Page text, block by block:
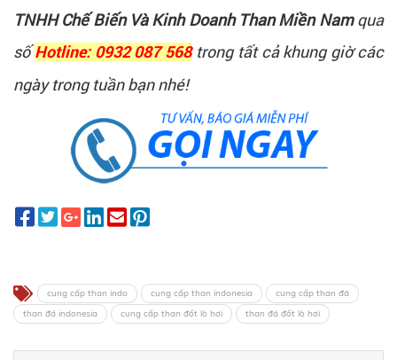
TNHH Chế Biến Và Kinh Doanh Than Miền Namqua
sốHotline: 0932 087 568trong tất cả khung giờ các
ngày trong tuần bạn nhé!
cung cấp than indo cung cấp than indonesia
cung cấp than đá
than đá indonesia
cung cấp than đốt lò hơi than đá đốt lò hơi